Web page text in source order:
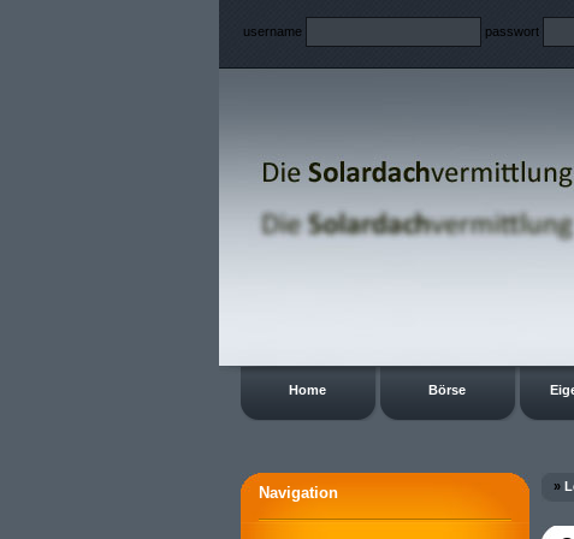
username passwort
Home Börse
Navigation »